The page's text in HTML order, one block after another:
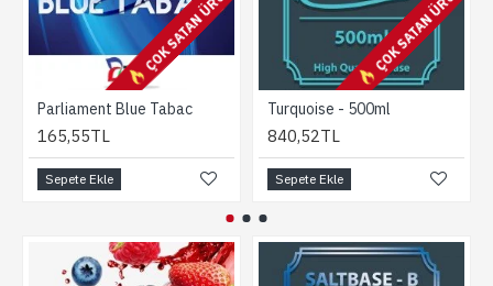
ÇOK SATAN ÜRÜN
Parliament Blue Tabac
165,55TL
Sepete Ekle
ÇOK SATAN ÜRÜN
Turquoise - 500ml
840,52TL
Sepete Ekle